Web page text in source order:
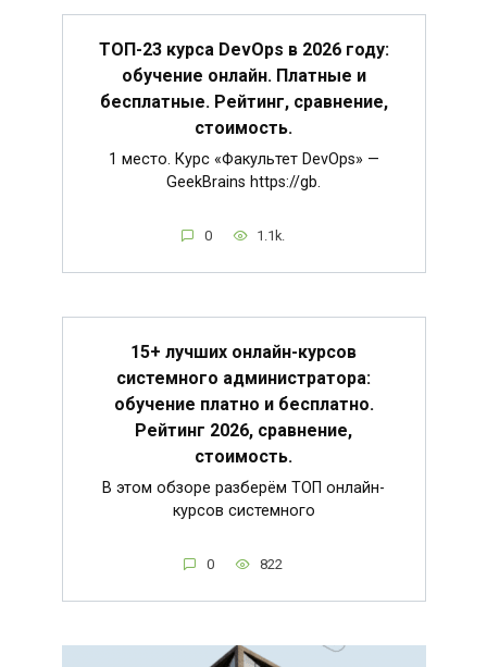
ТОП-23 курса DevOps в 2026 году:
обучение онлайн. Платные и
бесплатные. Рейтинг, сравнение,
стоимость.
1 место. Курс «Факультет DevOps» —
GeekBrains https://gb.
0 1.1k.
15+ лучших онлайн-курсов
системного администратора:
обучение платно и бесплатно.
Рейтинг 2026, сравнение,
стоимость.
В этом обзоре разберём ТОП онлайн-
курсов системного
0 822